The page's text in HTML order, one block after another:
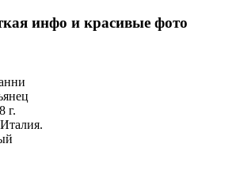
инфо и красивые фото
г.